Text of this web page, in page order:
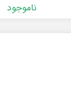
ناموجود